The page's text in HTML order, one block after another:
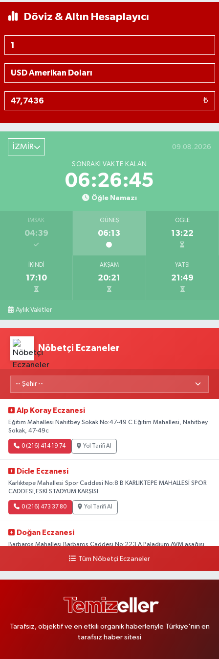
Döviz & Altın Hesaplayıcı
₺
İZMİR 09.08.2026
SONRAKI VAKTE KALAN
06:26:45
Öğle Namazı
İMSAK
04:39
GÜNEŞ
06:13
ÖĞLE
13:22
İKINDI
17:10
AKŞAM
20:21
YATSI
21:49
Aylık Vakitler
Nöbetçi Eczaneler
Alp Koray Eczanesi
Eğitim Mahallesi Nahitbey Sokak No:47-49 C Eğitim Mahallesi, Nahitbey
Sokak, 47-49c
0 (216) 414 19 74 Yol Tarifi Al
Dicle Eczanesi
Karlıktepe Mahallesi Spor Caddesi No:8 B KARLIKTEPE MAHALLESİ SPOR
CADDESİ,ESKİ STADYUM KARŞISI
0 (216) 473 37 80 Yol Tarifi Al
Doğan Eczanesi
Barbaros Mahallesi Barbaros Caddesi No:223 A Paladium AVM aşağısı,
Merkez Mahallesi Tüloğlu Sokak No:4 A REŞİTPAŞACADDESİ QNB BANK
SOKAĞI REŞİTPAŞA DENİZKÖŞKLER SAĞLIK OCAĞI KARŞISI
0 (532) 711 72 17 Yol Tarifi Al
Tüm Nöbetçi Eczaneler
Tarafsız, objektif ve en etkili organik haberleriyle Türkiye'nin en
tarafsız haber sitesi